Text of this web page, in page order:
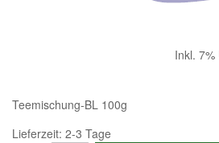
Inkl. 7%
Teemischung-BL 100g
Lieferzeit: 2-3 Tage